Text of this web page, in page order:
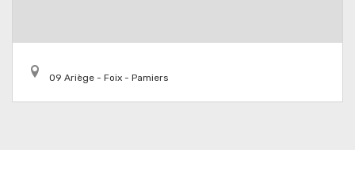
09 Ariège - Foix - Pamiers